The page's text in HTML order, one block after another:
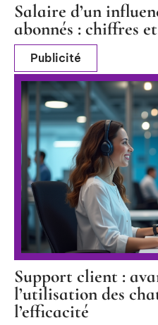
Salaire d’un
abonnés : chiffres
Publicité
Support client :
l’utilisation des
l’efficacité